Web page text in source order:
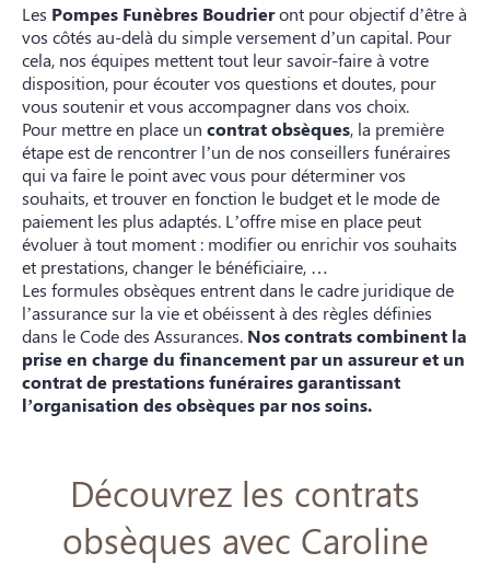
Les Pompes Funèbres Boudrieront pour objectif d’être à
vos côtés au-delà du simple versement d’un capital. Pour
cela, nos équipes mettent tout leur savoir-faire à votre
disposition, pour écouter vos questions et doutes, pour
vous soutenir et vous accompagner dans vos choix.
Pour mettre en place un contrat obsèques, la première
étape est de rencontrer l’un de nos conseillers funéraires
qui va faire le point avec vous pour déterminer vos
souhaits, et trouver en fonction le budget et le mode de
paiement les plus adaptés. L’offre mise en place peut
évoluer à tout moment : modifier ou enrichir vos souhaits
et prestations, changer le bénéficiaire, …
Les formules obsèques entrent dans le cadre juridique de
l’assurance sur la vie et obéissent à des règles définies
dans le Code des Assurances. Nos contrats combinent la
prise en charge du financement par un assureur et un
contrat de prestations funéraires garantissant
l’organisation des obsèques par nos soins.
Découvrez les contrats
obsèques avec Caroline